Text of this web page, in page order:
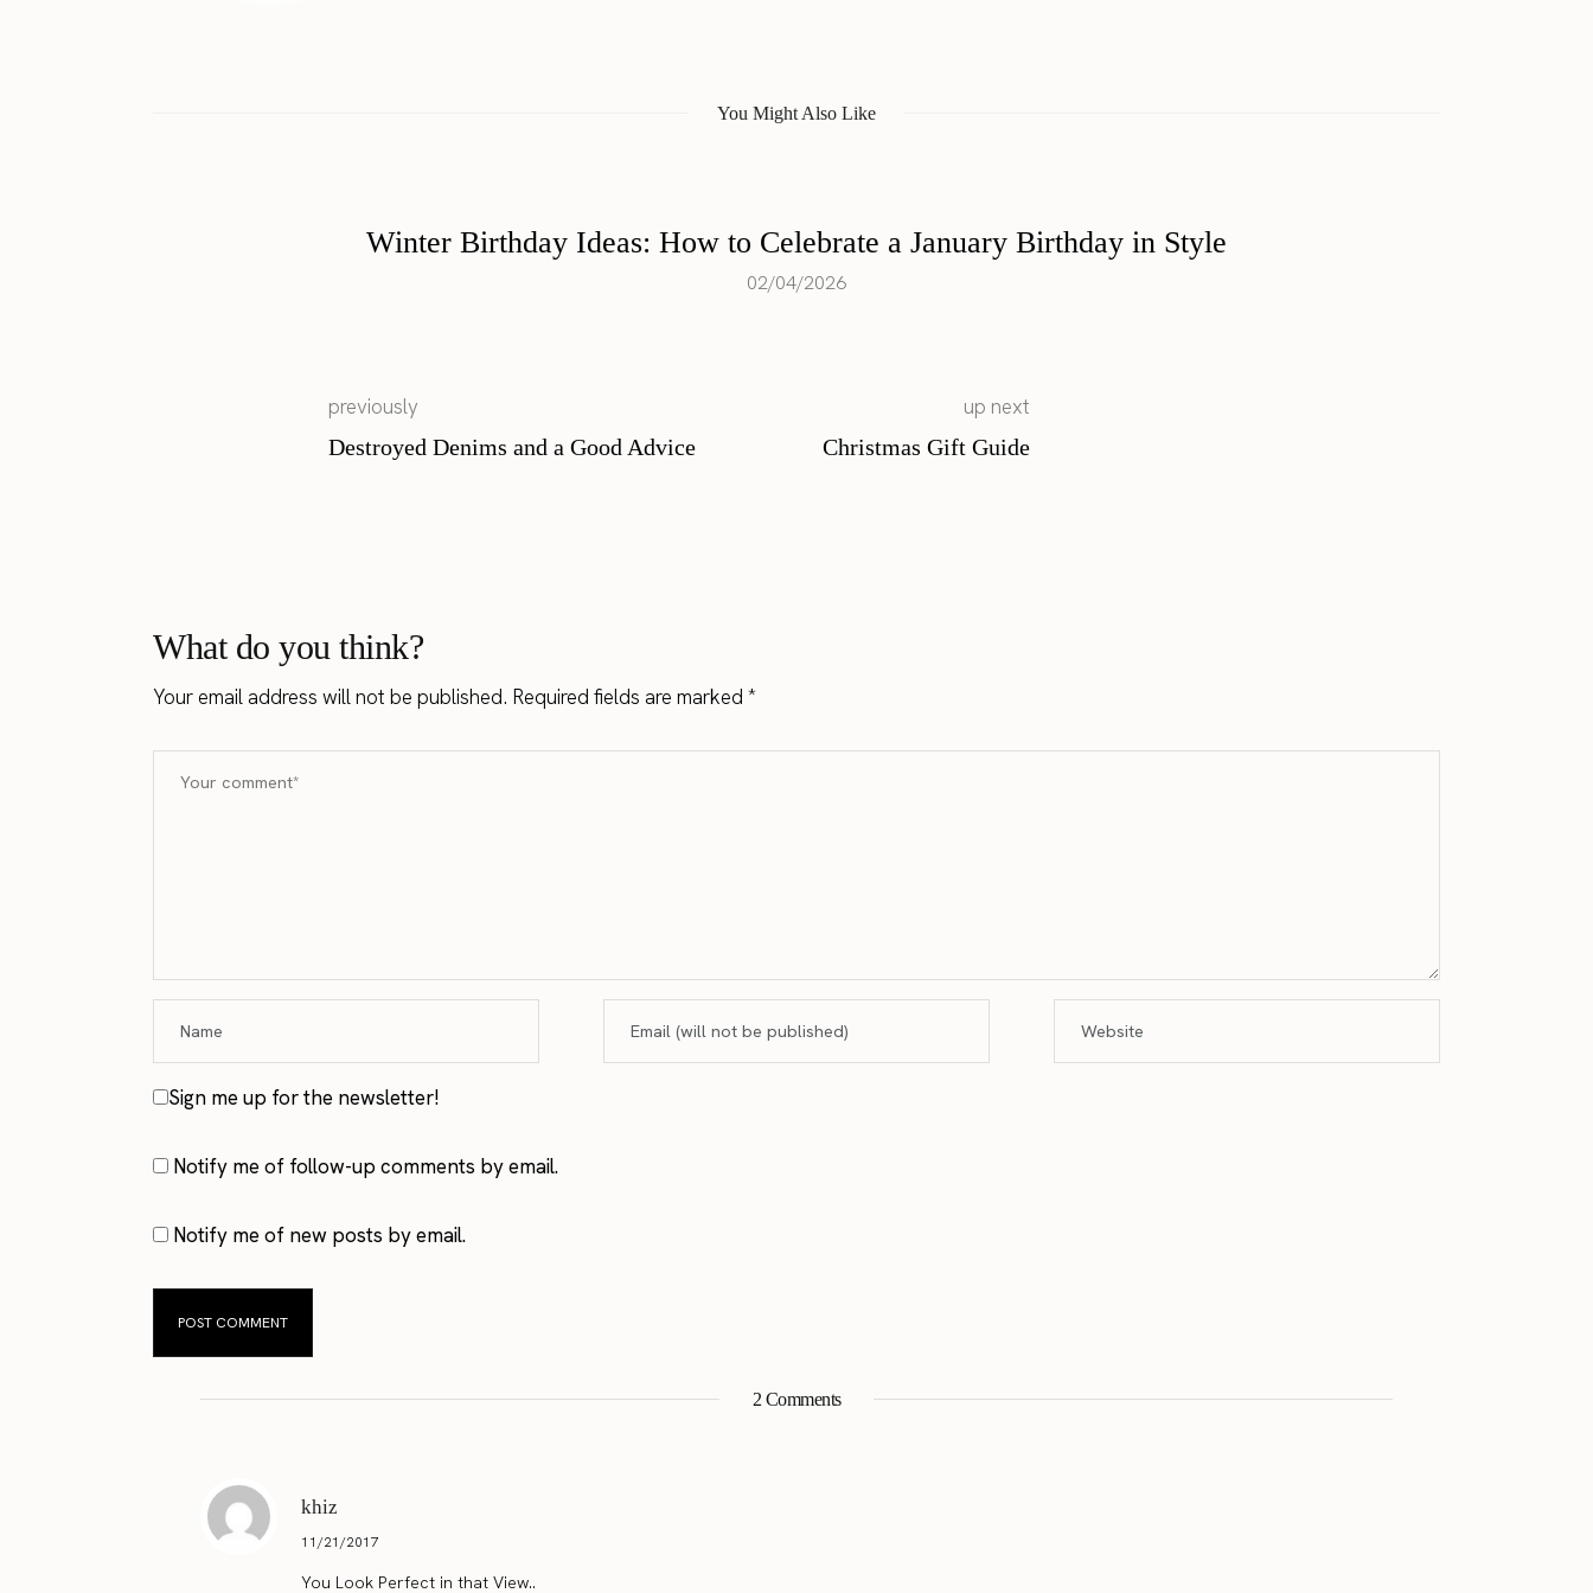
You Might Also Like
Winter Birthday Ideas: How to Celebrate a January Birthday in Style
02/04/2026
previously
Destroyed Denims and a Good Advice
up next
Christmas Gift Guide
What do you think?
Your email address will not be published. Required fields are marked*
Sign me up for the newsletter!
Notify me of follow-up comments by email.
Notify me of new posts by email.
2 Comments
khiz
11/21/2017
You Look Perfect in that View..